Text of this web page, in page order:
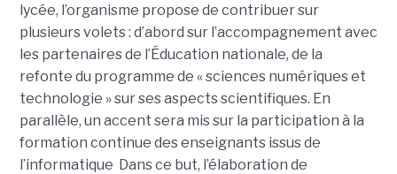
lycée, l’organisme propose de contribuer sur
plusieurs volets : d’abord sur l’accompagnement avec
les partenaires de l’Éducation nationale, de la
refonte du programme de « sciences numériques et
technologie » sur ses aspects scientifiques. En
parallèle, un accent sera mis sur la participation à la
formation continue des enseignants issus de
l’informatique Dans ce but, l’élaboration de